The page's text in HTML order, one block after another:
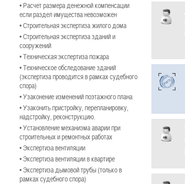
• Расчет размера денежной компенсации
если раздел имущества невозможен
• Строительная экспертиза жилого дома
• Строительная экспертиза зданий и
сооружений
• Техническая экспертиза пожара
• Техническое обследование зданий
(экспертиза проводится в рамках судебного
спора)
• Узаконение изменений поэтажного плана
• Узаконить пристройку, перепланировку,
надстройку, реконструкцию.
• Установление механизма аварии при
строительных и ремонтных работах
• Экспертиза вентиляции
• Экспертиза вентиляции в квартире
• Экспертиза дымовой трубы (только в
рамках судебного спора)